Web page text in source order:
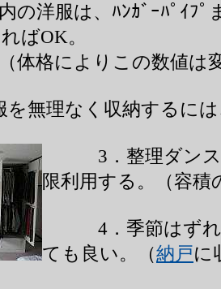
服は、ﾊﾝｶﾞｰﾊﾟｲﾌﾟ
ばOK。
りこの数値は変
理なく収納するには
3．整理ダンス
限利用する。（容積
4．季節はずれ
ても良い。（納戸に